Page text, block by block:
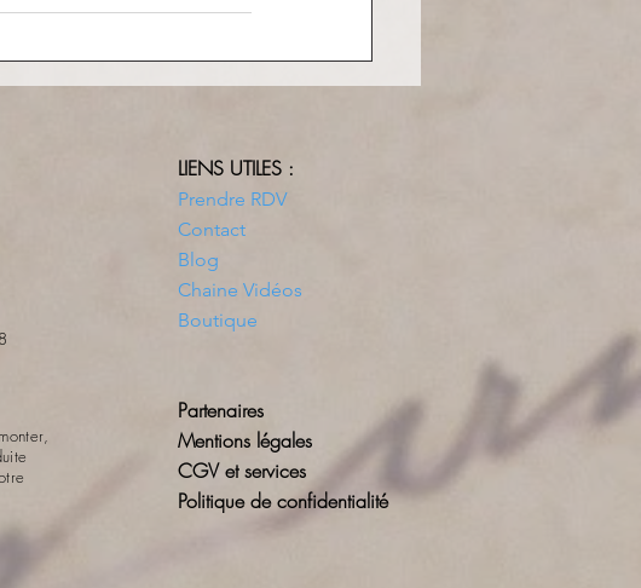
LIENS UTILES :
Prendre RDV
Contact
Blog
Chaine Vidéos
Boutique
Partenaires
Mentions légales
CGV et services
Politique de confidentialité